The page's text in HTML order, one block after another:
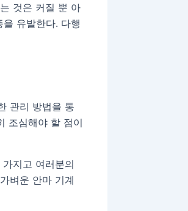
것은 커질 뿐 아
유발한다. 다행
관리 방법을 통
조심해야 할 점이
지고 여러분의
벼운 안마 기계